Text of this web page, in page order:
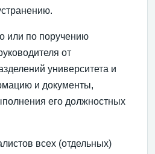
или по поручению
от
университета и
и документы,
его должностных
всех (отдельных)